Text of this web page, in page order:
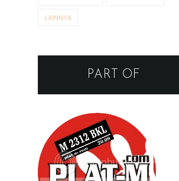
LAINNYA
PART OF